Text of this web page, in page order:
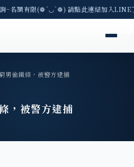
~名額有限(❁´◡`❁) 請點此連結加入
男偷鐵條，被警方逮捕
，被警方逮捕